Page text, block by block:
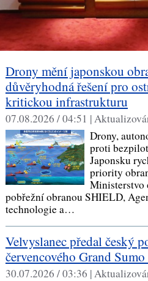
Drony mění japonskou
důvěryhodná řešení pro
kritickou infrastrukturu
07.08.2026 / 04:51 |
Drony,
proti
Japonsku
priority
Ministerstvo
pobřežní obranou SHIELD,
technologie a…
Velvyslanec předal český
červencového Grand
30.07.2026 / 03:36 |